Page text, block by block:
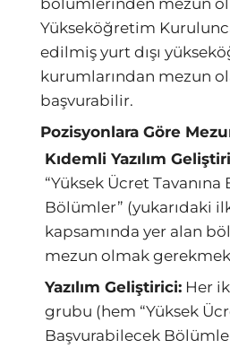
bölümlerinden mezun
Yükseköğretim
edilmiş yurt dışı
kurumlarından mezun
başvurabilir.
Pozisyonlara Göre
Kıdemli Yazılım
“Yüksek Ücret
Bölümler” (yukarıdaki
kapsamında yer alan
mezun olmak
Yazılım Geliştirici: Her
grubu (hem “Yüksek
Başvurabilecek